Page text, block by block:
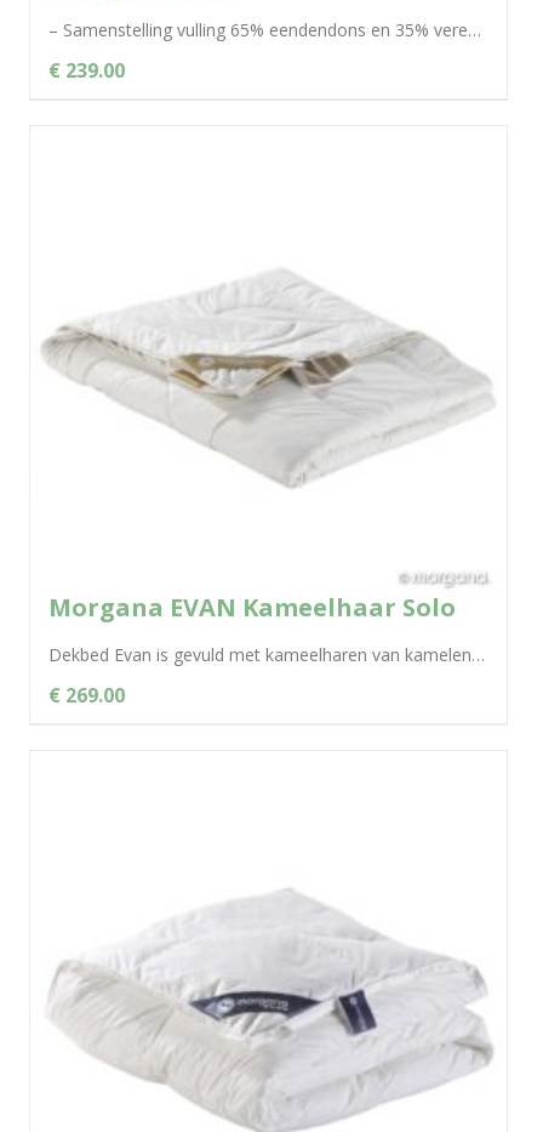
– Samenstelling vulling 65% eendendons en 35% veren – De natuurlijke vulling van dit dekbed zorgt voor een groot ademend vermogen –...
€ 239.00
Morgana EVAN Kameelhaar Solo
Dekbed Evan is gevuld met kameelharen van kamelen uit de hooggebergtes van Centraal-Azië. Deze kamelen hebben te maken met enorm variërende omgevingstemperaturen,...
€ 269.00